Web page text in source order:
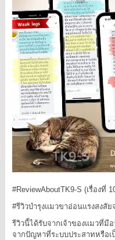
#ReviewAboutTK9-S (เรื่องที่
#รีวิวบำรุงแมวขาอ่อนแรงสงสั
รีวิวนี้ได้รับจากเจ้าของแมวที่มี
จากปัญหาที่ระบบประสาทหรือเ